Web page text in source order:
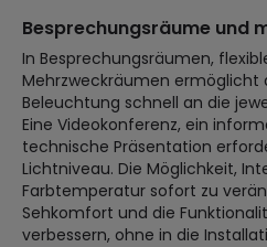
Besprechungsräume und
In Besprechungsräumen,
Mehrzweckräumen ermöglicht
Beleuchtung schnell an die
Eine Videokonferenz, ein
technische Präsentation
Lichtniveau. Die Möglichkeit,
Farbtemperatur sofort zu
Sehkomfort und die
verbessern, ohne in die